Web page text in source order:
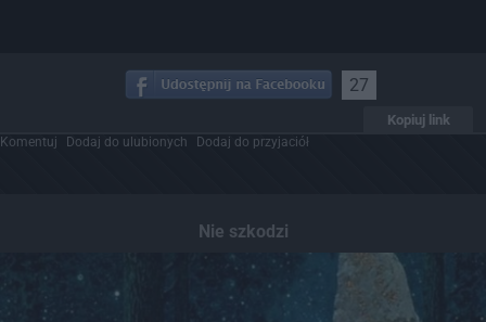
27
Kopiuj link
Komentuj Dodaj do ulubionych Dodaj do przyjaciół
Nie szkodzi